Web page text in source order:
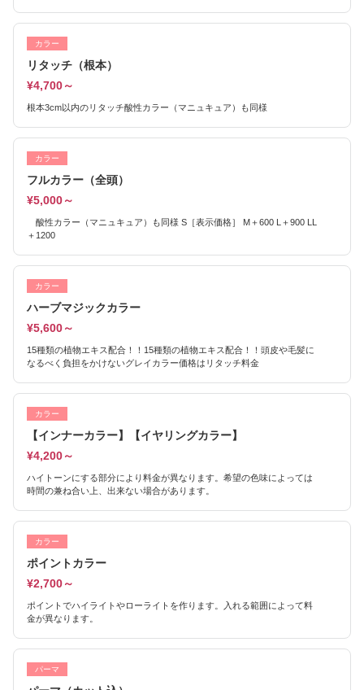
カラー
リタッチ（根本）
¥4,700～
根本3cm以内のリタッチ酸性カラー（マニュキュア）も同様
カラー
フルカラー（全頭）
¥5,000～
酸性カラー（マニュキュア）も同様 S［表示価格］ M＋600 L＋900 LL
＋1200
カラー
ハーブマジックカラー
¥5,600～
15種類の植物エキス配合！！15種類の植物エキス配合！！頭皮や毛髪に
なるべく負担をかけないグレイカラー価格はリタッチ料金
カラー
【インナーカラー】【イヤリングカラー】
¥4,200～
ハイトーンにする部分により料金が異なります。希望の色味によっては
時間の兼ね合い上、出来ない場合があります。
カラー
ポイントカラー
¥2,700～
ポイントでハイライトやローライトを作ります。入れる範囲によって料
金が異なります。
パーマ